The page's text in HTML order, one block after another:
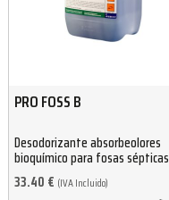
PRO FOSS B
Desodorizante absorbeolores
bioquímico para fosas sépticas
10kg
33.40 € (IVA Incluido)